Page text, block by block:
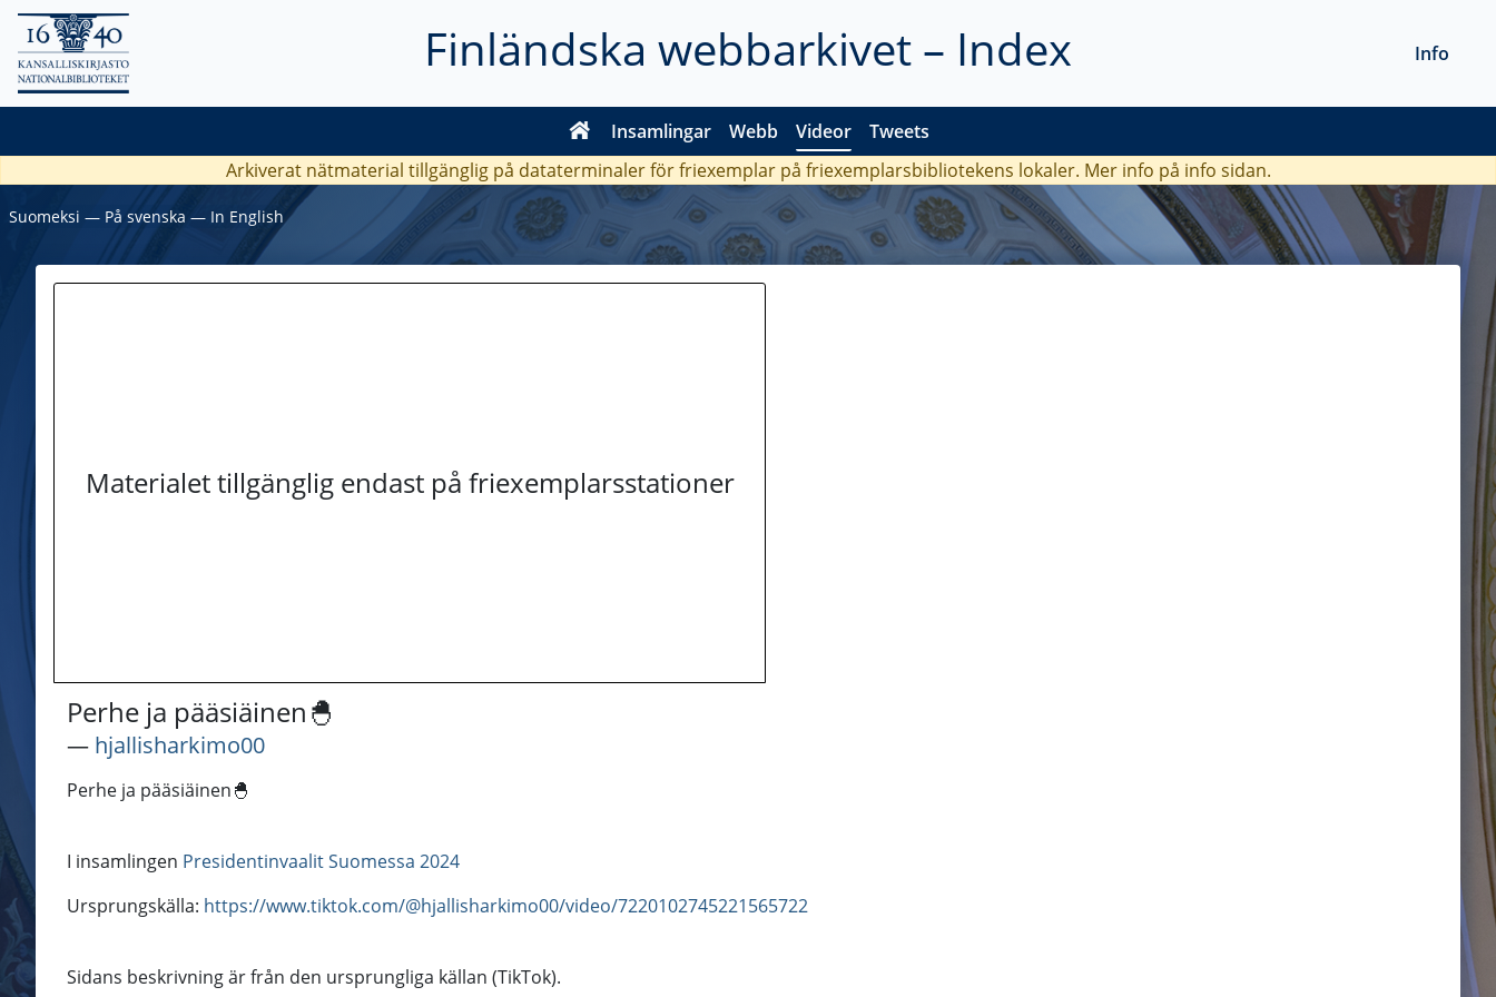
Finländska webbarkivet – Index
Insamlingar Webb Videor Tweets
Info
Arkiverat nätmaterial tillgänglig på dataterminaler för friexemplar på friexemplarsbibliotekens lokaler. Mer info på info sidan.
Suomeksi ― På svenska ― In English
Materialet tillgänglig endast på friexemplarsstationer
Perhe ja pääsiäinen🐣
― hjallisharkimo00
Perhe ja pääsiäinen🐣
I insamlingen Presidentinvaalit Suomessa 2024
Ursprungskälla: https://www.tiktok.com/@hjallisharkimo00/video/7220102745221565722
Sidans beskrivning är från den ursprungliga källan (TikTok).